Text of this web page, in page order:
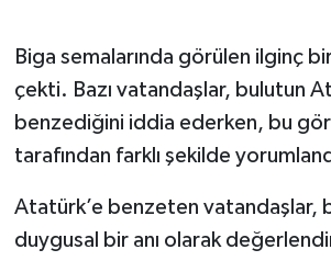
Biga semalarında görülen ilginç
çekti. Bazı vatandaşlar, bulutun
benzediğini iddia ederken, bu
tarafından farklı şekilde
Atatürk’e benzeten vatandaşlar,
duygusal bir anı olarak
Resmî ilanlar
Sağlık
Siyaset
Spor